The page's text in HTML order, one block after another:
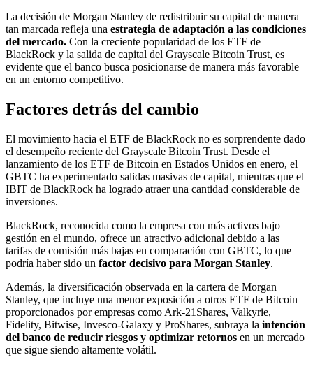
La decisión de Morgan Stanley de redistribuir su capital de manera
tan marcada refleja una estrategia de adaptación a las condiciones
del mercado. Con la creciente popularidad de los ETF de
BlackRock y la salida de capital del Grayscale Bitcoin Trust, es
evidente que el banco busca posicionarse de manera más favorable
en un entorno competitivo.
Factores detrás del cambio
El movimiento hacia el ETF de BlackRock no es sorprendente dado
el desempeño reciente del Grayscale Bitcoin Trust. Desde el
lanzamiento de los ETF de Bitcoin en Estados Unidos en enero, el
GBTC ha experimentado salidas masivas de capital, mientras que el
IBIT de BlackRock ha logrado atraer una cantidad considerable de
inversiones.
BlackRock, reconocida como la empresa con más activos bajo
gestión en el mundo, ofrece un atractivo adicional debido a las
tarifas de comisión más bajas en comparación con GBTC, lo que
podría haber sido un factor decisivo para Morgan Stanley.
Además, la diversificación observada en la cartera de Morgan
Stanley, que incluye una menor exposición a otros ETF de Bitcoin
proporcionados por empresas como Ark-21Shares, Valkyrie,
Fidelity, Bitwise, Invesco-Galaxy y ProShares, subraya la intención
del banco de reducir riesgos y optimizar retornos en un mercado
que sigue siendo altamente volátil.